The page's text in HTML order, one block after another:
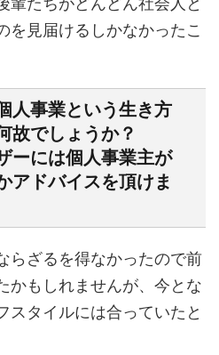
を見届けるしかなかったこ
人事業という生き方
故でしょうか？
ーには個人事業主が
アドバイスを頂けま
らざるを得なかったので前
かもしれませんが、今とな
スタイルには合っていたと